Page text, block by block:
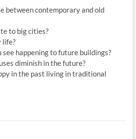
between contemporary and old
to big cities?
life?
see happening to future buildings?
diminish in the future?
in the past living in traditional